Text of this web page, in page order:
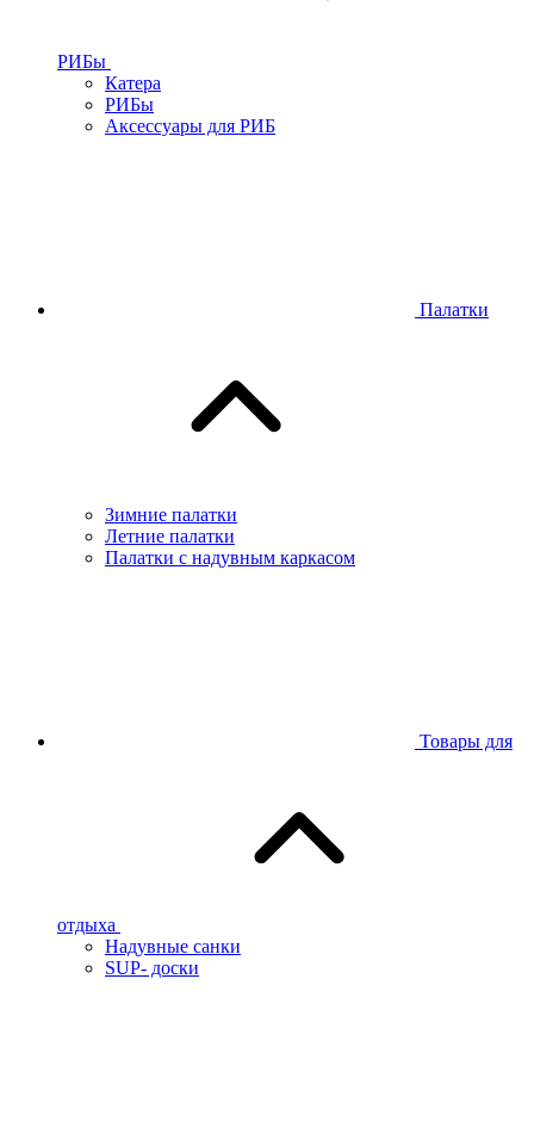
РИБы
Катера
РИБы
Аксессуары для РИБ
Палатки
Зимние палатки
Летние палатки
Палатки с надувным каркасом
Товары для
отдыха
Надувные санки
SUP- доски